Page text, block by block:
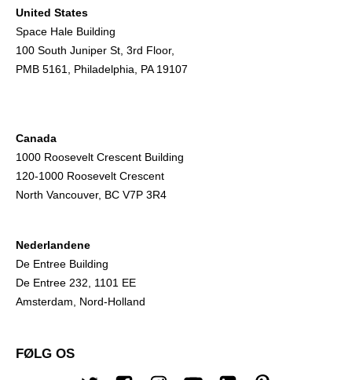
United States
Space Hale Building
100 South Juniper St, 3rd Floor,
PMB 5161, Philadelphia, PA 19107
Canada
1000 Roosevelt Crescent Building
120-1000 Roosevelt Crescent
North Vancouver, BC V7P 3R4
Nederlandene
De Entree Building
De Entree 232, 1101 EE
Amsterdam, Nord-Holland
FØLG OS